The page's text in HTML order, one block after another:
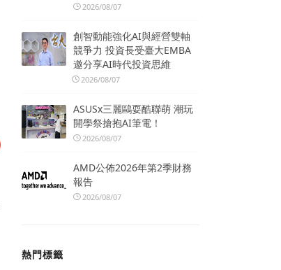
2026/08/07
創智動能強化AI與經營雙軸
競爭力 投資長受臺大EMBA
邀分享AI時代投資思維
2026/08/07
ASUSx三麗鷗耍酷聯萌 潮玩
開學祭搶抱AI筆電！
2026/08/07
AMD公佈2026年第2季財務
報告
2026/08/07
熱門標籤